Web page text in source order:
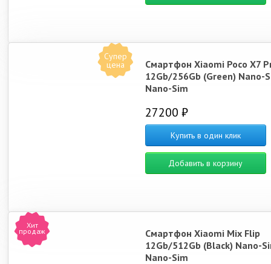
Супер
цена
Смартфон Xiaomi Poco X7
12Gb/256Gb (Green) Nano-
Nano-Sim
27200 ₽
Купить в один клик
Добавить в корзину
Хит
продаж
Смартфон Xiaomi Mix Flip
12Gb/512Gb (Black) Nano-
Nano-Sim